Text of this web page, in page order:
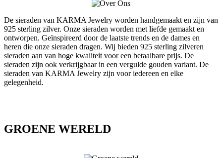
De sieraden van KARMA Jewelry worden handgemaakt en zijn van
925 sterling zilver. Onze sieraden worden met liefde gemaakt en
ontworpen. Geïnspireerd door de laatste trends en de dames en
heren die onze sieraden dragen. Wij bieden 925 sterling zilveren
sieraden aan van hoge kwaliteit voor een betaalbare prijs. De
sieraden zijn ook verkrijgbaar in een vergulde gouden variant. De
sieraden van KARMA Jewelry zijn voor iedereen en elke
gelegenheid.
GROENE WERELD